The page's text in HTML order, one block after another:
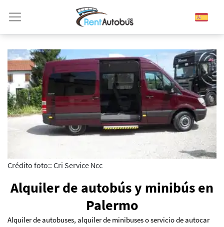
Crédito foto:: Cri Service Ncc
Alquiler de autobús y minibús en
Palermo
Alquiler de autobuses, alquiler de minibuses o servicio de autocar